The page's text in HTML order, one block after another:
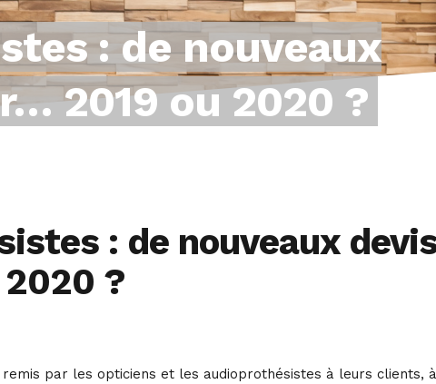
: de nouveaux
2019 ou 2020 ?
: de nouveaux
?
par les opticiens et les audioprothésistes à leurs clients, à